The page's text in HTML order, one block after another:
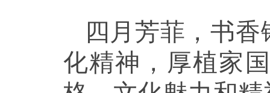
四月芳菲，书
化精神，厚植家